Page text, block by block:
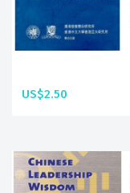
US$2.50